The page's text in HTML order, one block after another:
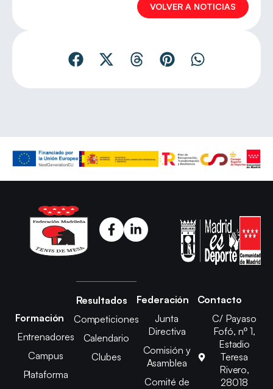
VOLVER A NOTICIAS
Formación
Entrenadores
Campus
Plataforma
Resultados
Competiciones
Calendario
Clubes
Federación
Junta
Directiva
Comisión y
Asamblea
Comité de
Contacto
C/ Payaso
Fofó, nº 1,
Estadio
Teresa
Rivero,
28018